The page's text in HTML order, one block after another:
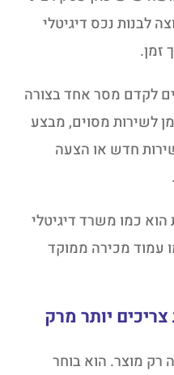
לבנות נכס דיגיטלי
זמן.
לקדם מסר אחד בצורה
לשירות מסוים, מבצע
חדש או הצעה
כמו משרד דיגיטלי
עמוד מכירה ממוקד
יותר מרק
רק מוצר. הוא בוחר